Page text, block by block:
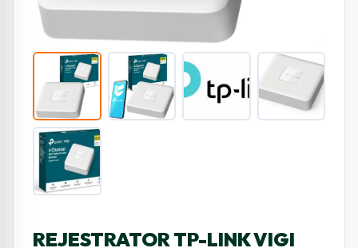
REJESTRATOR TP-LINK VIGI